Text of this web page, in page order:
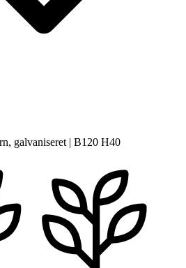
galvaniseret | B120 H40